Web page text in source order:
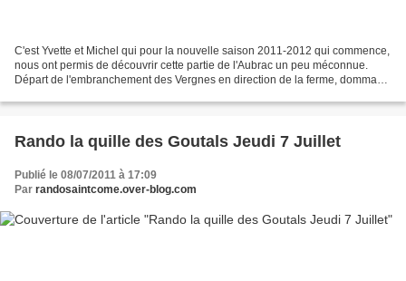
C'est Yvette et Michel qui pour la nouvelle saison 2011-2012 qui commence,
nous ont permis de découvrir cette partie de l'Aubrac un peu méconnue.
Départ de l'embranchement des Vergnes en direction de la ferme, dommage
Rando la quille des Goutals Jeudi 7 Juillet
Publié le 08/07/2011 à 17:09
Par randosaintcome.over-blog.com